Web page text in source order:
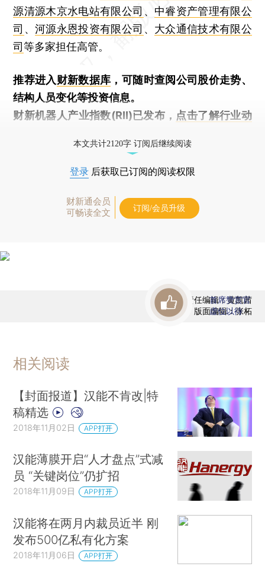
源清源木京水电站有限公司 、 中睿资产管理有限公
司 、河源永恩投资有限公司 、 大众通信技术有限公
司等多家担任高管。
推荐进入财新数据库 ，可随时查阅公司股价走势、
结构人员变化等投资信息。
财新机器人产业指数(RII)已发布， 点击了解行业动
本文共计2120字 订阅后继续阅读
登录 后获取已订阅的阅读权限
财新通会员
可畅读全文
订阅/会员升级
责任编辑：黄凯茜
版面编辑：张柘
首席赞赏官
虚位以待
相关阅读
【封面报道】汉能不肯改|特
稿精选
2018年11月02日 APP打开
汉能薄膜开启“人才盘点”式减
员 “关键岗位”仍扩招
2018年11月09日 APP打开
汉能将在两月内裁员近半 刚
发布500亿私有化方案
2018年11月06日 APP打开